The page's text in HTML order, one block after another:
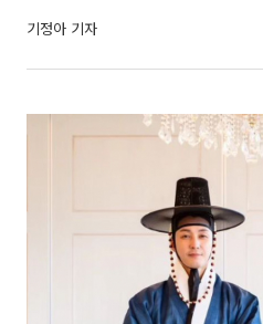
기정아 기자